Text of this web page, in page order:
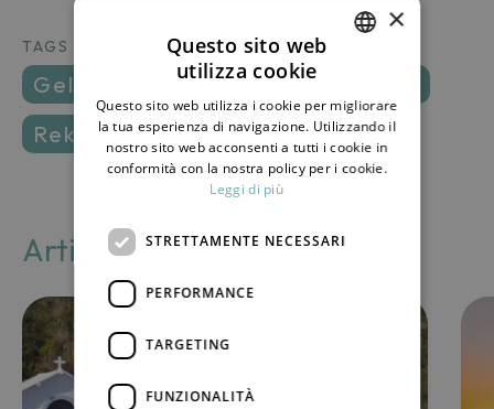
TAGS
gelosia nostalgia
pantelleria
Rekhale
tramonto
Articoli correlati
ENGLISH
×
Questo sito web
utilizza cookie
Questo sito web utilizza i cookie per migliorare
la tua esperienza di navigazione. Utilizzando il
nostro sito web acconsenti a tutti i cookie in
conformità con la nostra policy per i cookie.
Leggi di più
STRETTAMENTE NECESSARI
PERFORMANCE
TARGETING
FUNZIONALITÀ